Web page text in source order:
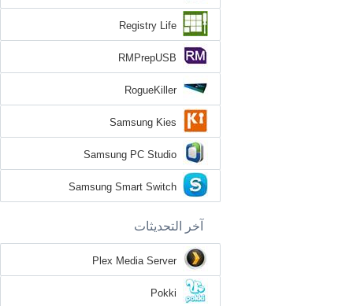
Registry Life
RMPrepUSB
RogueKiller
Samsung Kies
Samsung PC Studio
Samsung Smart Switch
آخر التحديثات
Plex Media Server
Pokki